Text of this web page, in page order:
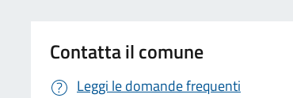
Contatta il comune
Leggi le domande frequenti